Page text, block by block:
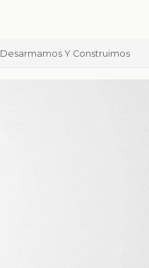
Desarmamos Y Construimos